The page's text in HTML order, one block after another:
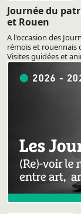
Journée du
et Rouen
A l'occasion des
rémois et rouennais
Visites guidées et